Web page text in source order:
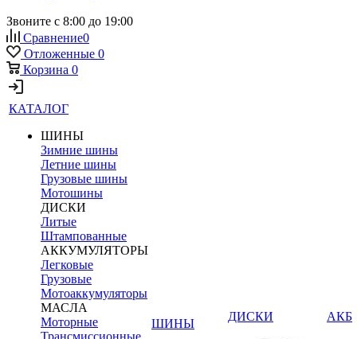
Звоните с 8:00 до 19:00
Сравнение0
Отложенные 0
Корзина 0
КАТАЛОГ
ШИНЫ
Зимние шины
Летние шины
Грузовые шины
Мотошины
ДИСКИ
Литые
Штампованные
АККУМУЛЯТОРЫ
Легковые
Грузовые
Мотоаккумуляторы
МАСЛА
Моторные
Трансмиссионные
ШИНЫ
ДИСКИ
АКБ